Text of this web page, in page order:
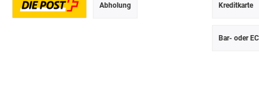
Abholung Kreditkarte
Bar- oder